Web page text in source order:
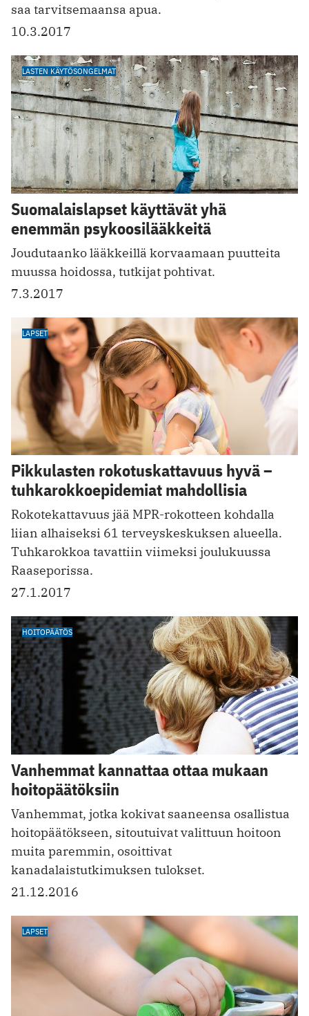
saa tarvitsemaansa apua.
10.3.2017
LASTEN KÄYTÖSONGELMAT
Suomalaislapset käyttävät yhä
enemmän psykoosilääkkeitä
Joudutaanko lääkkeillä korvaamaan puutteita
muussa hoidossa, tutkijat pohtivat.
7.3.2017
LAPSET
Pikkulasten rokotuskattavuus hyvä –
tuhkarokkoepidemiat mahdollisia
Rokotekattavuus jää MPR-rokotteen kohdalla
liian alhaiseksi 61 terveyskeskuksen alueella.
Tuhkarokkoa tavattiin viimeksi joulukuussa
Raaseporissa.
27.1.2017
HOITOPÄÄTÖS
Vanhemmat kannattaa ottaa mukaan
hoitopäätöksiin
Vanhemmat, jotka kokivat saaneensa osallistua
hoitopäätökseen, sitoutuivat valittuun hoitoon
muita paremmin, osoittivat
kanadalaistutkimuksen tulokset.
21.12.2016
LAPSET